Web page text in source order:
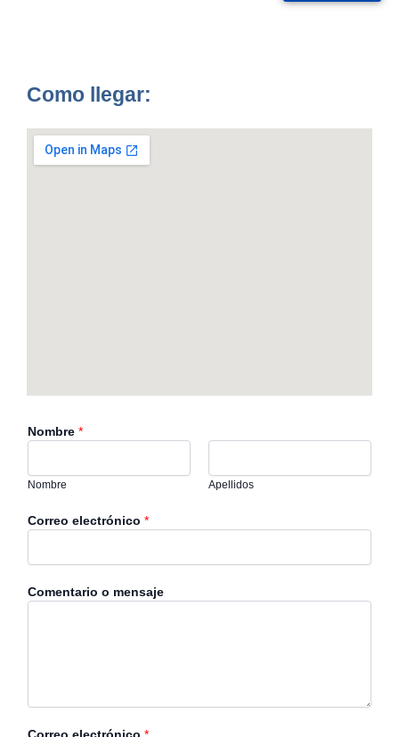
Como llegar:
Nombre *
Nombre Apellidos
Correo electrónico *
o
C
Comentario o mensaje